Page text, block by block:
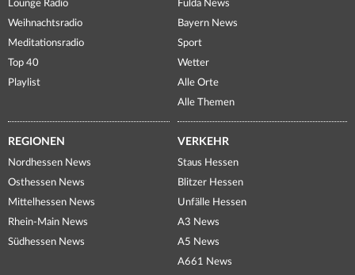
Lounge Radio
Weihnachtsradio
Meditationsradio
Top 40
Playlist
Fulda News
Bayern News
Sport
Wetter
Alle Orte
Alle Themen
REGIONEN
Nordhessen News
Osthessen News
Mittelhessen News
Rhein-Main News
Südhessen News
VERKEHR
Staus Hessen
Blitzer Hessen
Unfälle Hessen
A3 News
A5 News
A661 News